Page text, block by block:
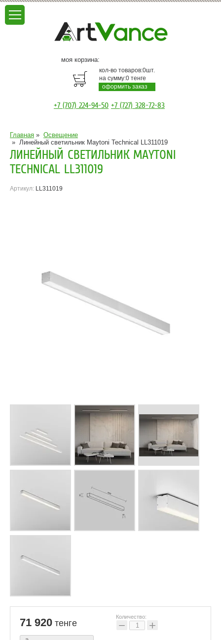
моя корзина:
кол-во товаров:0шт.
на сумму:0 тенге
оформить заказ
+7 (707) 224-94-50 +7 (727) 328-72-83
Главная » Освещение
» Линейный светильник Maytoni Technical LL311019
ЛИНЕЙНЫЙ СВЕТИЛЬНИК MAYTONI
TECHNICAL LL311019
Артикул: LL311019
71 920 тенге
Количество:
− +